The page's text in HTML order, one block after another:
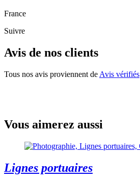
France
Suivre
Avis de nos clients
Tous nos avis proviennent de Avis vérifiés
Vous aimerez aussi
Lignes portuaires